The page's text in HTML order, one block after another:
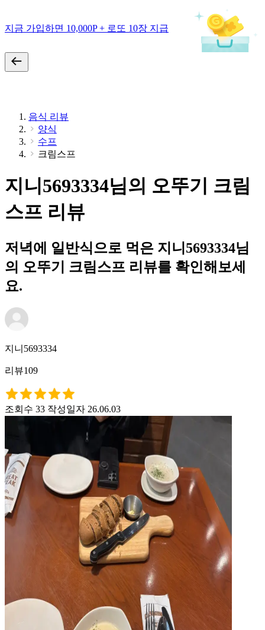
지금 가입하면 10,000P + 로또 10장 지급
음식 리뷰
양식
수프
크림스프
지니5693334님의 오뚜기 크림
스프 리뷰
저녁에 일반식으로 먹은 지니5693334님
의 오뚜기 크림스프 리뷰를 확인해보세
요.
지니5693334
리뷰109
조회수 33 작성일자 26.06.03